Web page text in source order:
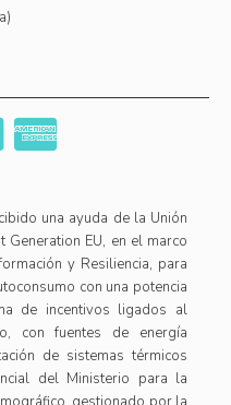
una ayuda de la Unión
Generation EU, en el marco
y Resiliencia, para
con una potencia
de incentivos ligados al
con fuentes de energía
de sistemas térmicos
del Ministerio para la